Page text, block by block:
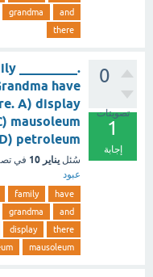
and
grandma
there
0
تصويتات
1
إجابة
_________.
have
A) display
mausoleum
D) petroleum - مع الشرح
سُئل يناير 10 في
عبود
have
family
and
grandma
there
display
mausoleum